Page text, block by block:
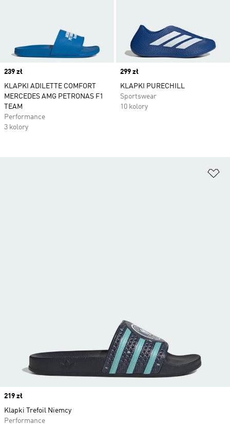
Price
239 zł
KLAPKI ADILETTE COMFORT
MERCEDES AMG PETRONAS F1
TEAM
Performance
3 kolory
Price
299 zł
KLAPKI PURECHILL
Sportswear
10 kolory
Price
219 zł
Klapki Trefoil Niemcy
Performance